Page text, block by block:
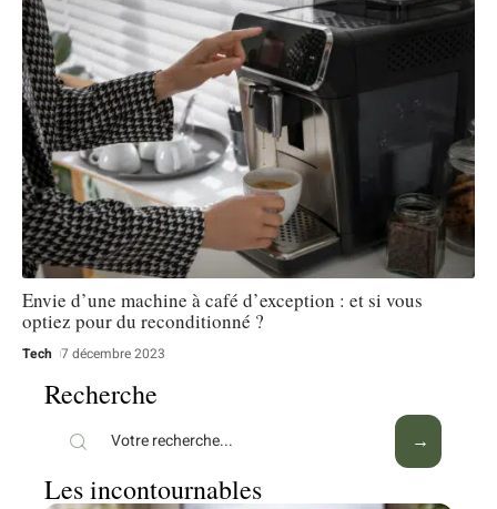
Envie d’une machine à café d’exception : et si vous
optiez pour du reconditionné ?
Tech 7 décembre 2023
Recherche
Les incontournables